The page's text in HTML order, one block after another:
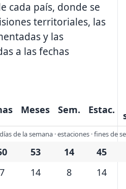
cada país, donde se
territoriales, las
y las
a las fechas
Meses Sem. Estac.
de la semana · estaciones · fines de
53 14
45
14 8
14